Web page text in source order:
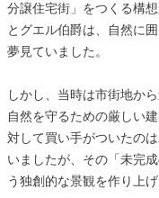
分譲住宅街」をつくる構
とグエル伯爵は、自然に
夢見ていました。
しかし、当時は市街地か
自然を守るための厳しい
対して買い手がついたの
いましたが、その「未完
う独創的な景観を作り上げ